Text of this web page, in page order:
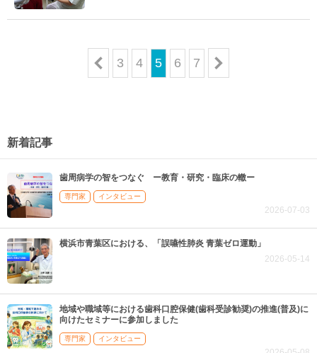
3 4 5 6
7
新着記事
歯周病学の智をつなぐ ー教育・研究・臨床の轍ー
専門家 インタビュー
2026-07-03
横浜市青葉区における、「誤嚥性肺炎 青葉ゼロ運動」
2026-05-14
地域や職域等における歯科口腔保健(歯科受診勧奨)の推進(普及)に
向けたセミナーに参加しました
専門家 インタビュー